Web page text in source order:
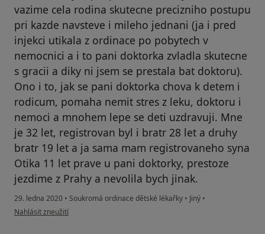
vazime cela rodina skutecne precizniho postupu
pri kazde navsteve i mileho jednani (ja i pred
injekci utikala z ordinace po pobytech v
nemocnici a i to pani doktorka zvladla skutecne
s gracii a diky ni jsem se prestala bat doktoru).
Ono i to, jak se pani doktorka chova k detem i
rodicum, pomaha nemit stres z leku, doktoru i
nemoci a mnohem lepe se deti uzdravuji. Mne
je 32 let, registrovan byl i bratr 28 let a druhy
bratr 19 let a ja sama mam registrovaneho syna
Otika 11 let prave u pani doktorky, prestoze
jezdime z Prahy a nevolila bych jinak.
29. ledna 2020 • Soukromá ordinace dětské lékařky • Jiný •
podle názoru uživatele Váš účet byl odstraněn
Nahlásit zneužití